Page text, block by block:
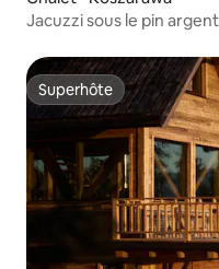
Jacuzzi sous le pin
Superhôte
Superhôte